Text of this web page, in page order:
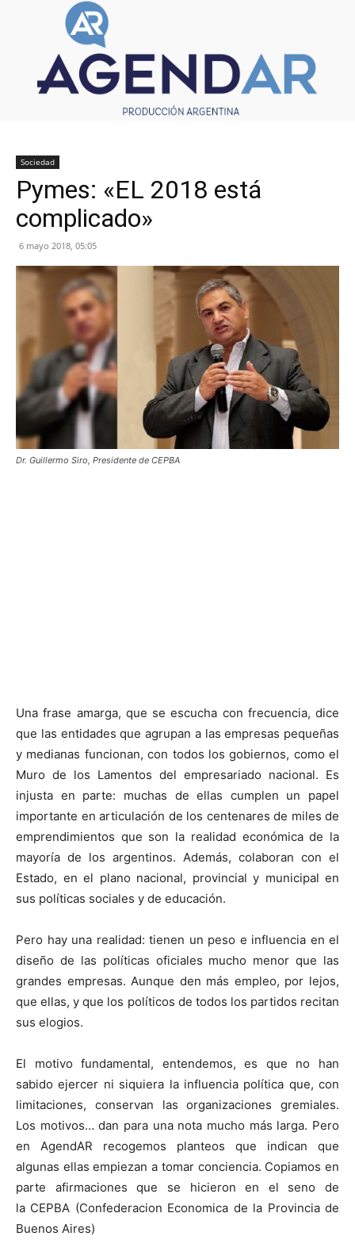
Sociedad
Pymes: «EL 2018 está
complicado»
6 mayo 2018, 05:05
Dr. Guillermo Siro, Presidente de CEPBA
Una frase amarga, que se escucha con frecuencia, dice
que las entidades que agrupan a las empresas pequeñas
y medianas funcionan, con todos los gobiernos, como el
Muro de los Lamentos del empresariado nacional. Es
injusta en parte: muchas de ellas cumplen un papel
importante en articulación de los centenares de miles de
emprendimientos que son la realidad económica de la
mayoría de los argentinos. Además, colaboran con el
Estado, en el plano nacional, provincial y municipal en
sus políticas sociales y de educación.
Pero hay una realidad: tienen un peso e influencia en el
diseño de las políticas oficiales mucho menor que las
grandes empresas. Aunque den más empleo, por lejos,
que ellas, y que los políticos de todos los partidos recitan
sus elogios.
El motivo fundamental, entendemos, es que no han
sabido ejercer ni siquiera la influencia política que, con
limitaciones, conservan las organizaciones gremiales.
Los motivos… dan para una nota mucho más larga. Pero
en AgendAR recogemos planteos que indican que
algunas ellas empiezan a tomar conciencia. Copiamos en
parte afirmaciones que se hicieron en el seno de
la CEPBA (Confederacion Economica de la Provincia de
Buenos Aires)